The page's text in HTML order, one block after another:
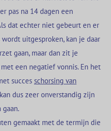
pas na 14 dagen een
dat echter niet gebeurt en er
uitgesproken, kan je daar
gaan, maar dan zit je
een negatief vonnis. En het
succes schorsing van
dus zeer onverstandig zijn
gemaakt met de termijn die